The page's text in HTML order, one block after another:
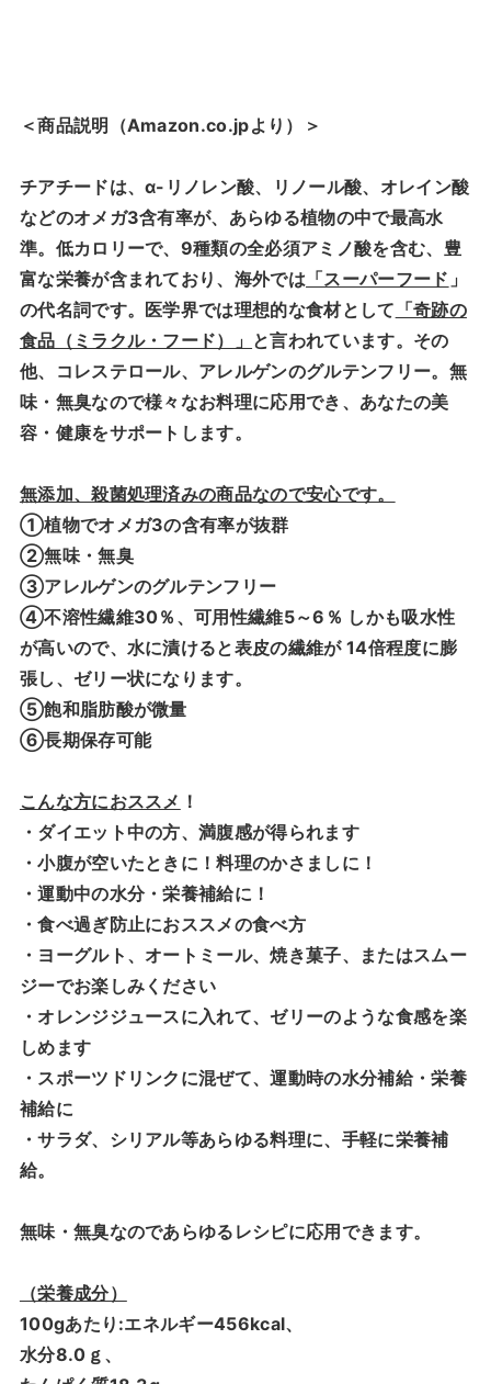
＜商品説明（Amazon.co.jpより）＞
チアチードは、α-リノレン酸、リノール酸、オレイン酸
などのオメガ3含有率が、あらゆる植物の中で最高水
準。低カロリーで、9種類の全必須アミノ酸を含む、豊
富な栄養が含まれており、海外では 「スーパーフード 」
の代名詞です。医学界では理想的な食材として 「奇跡の
食品（ミラクル・フード）」 と言われています。その
他、コレステロール、アレルゲンのグルテンフリー。無
味・無臭なので様々なお料理に応用でき、あなたの美
容・健康をサポートします。
無添加、殺菌処理済みの商品なので安心です。
①植物でオメガ3の含有率が抜群
②無味・無臭
③アレルゲンのグルテンフリー
④不溶性繊維30％、可用性繊維5～6％ しかも吸水性
が高いので、水に漬けると表皮の繊維が 14倍程度に膨
張し、ゼリー状になります。
⑤飽和脂肪酸が微量
⑥長期保存可能
こんな方におススメ ！
・ダイエット中の方、満腹感が得られます
・小腹が空いたときに！料理のかさましに！
・運動中の水分・栄養補給に！
・食べ過ぎ防止におススメの食べ方
・ヨーグルト、オートミール、焼き菓子、またはスムー
ジーでお楽しみください
・オレンジジュースに入れて、ゼリーのような食感を楽
しめます
・スポーツドリンクに混ぜて、運動時の水分補給・栄養
補給に
・サラダ、シリアル等あらゆる料理に、手軽に栄養補
給。
無味・無臭なのであらゆるレシピに応用できます。
（栄養成分）
100gあたり:エネルギー456kcal、
水分8.0ｇ、